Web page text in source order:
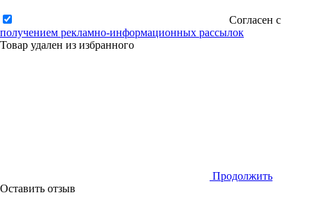
Согласен с
получением рекламно-информационных рассылок
Товар удален из избранного
Продолжить
Оставить отзыв